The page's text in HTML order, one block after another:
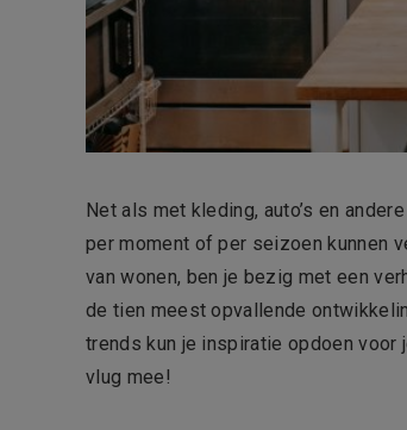
Net als met kleding, auto’s en
per moment of per seizoen kunnen
van wonen, ben je bezig met een
de tien meest opvallende
trends kun je inspiratie opdoen
vlug mee!